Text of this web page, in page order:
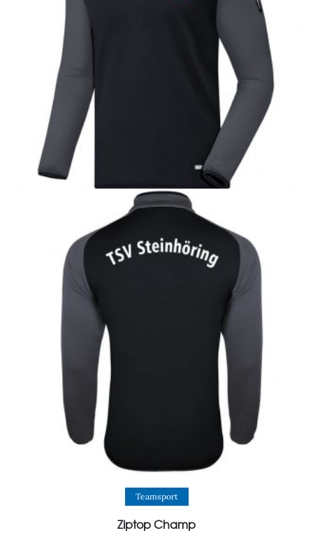
View Product
Teamsport
Ziptop Champ